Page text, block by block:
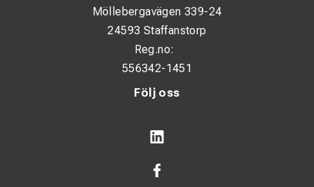
Följ oss
Möllebergavägen 339-24
24593 Staffanstorp
Reg.no:
556342-1451